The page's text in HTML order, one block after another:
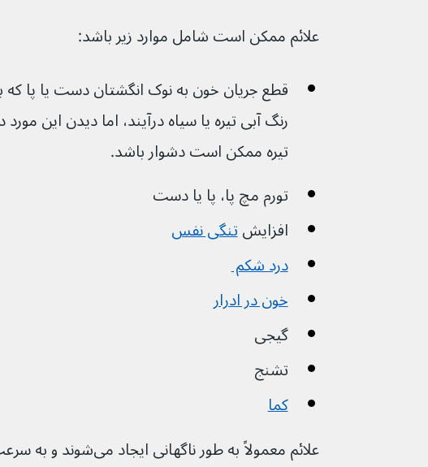
علائم ممکن است شامل موارد زیر باشد:
رنگ آبی تیره یا سیاه درآیند، اما دیدن این
تیره ممکن است دشوار باشد.
تورم مچ پا، پا یا دست
افزایش تنگی نفس
درد شکم
خون در ادرار
گیجی
تشنج
کما
علائم معمولاً به طور ناگهانی ایجاد می‌شوند و به سرعت بدتر می‌شوند.